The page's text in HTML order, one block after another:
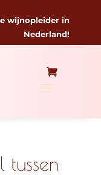
wijnopleider in
Nederland!
tussen